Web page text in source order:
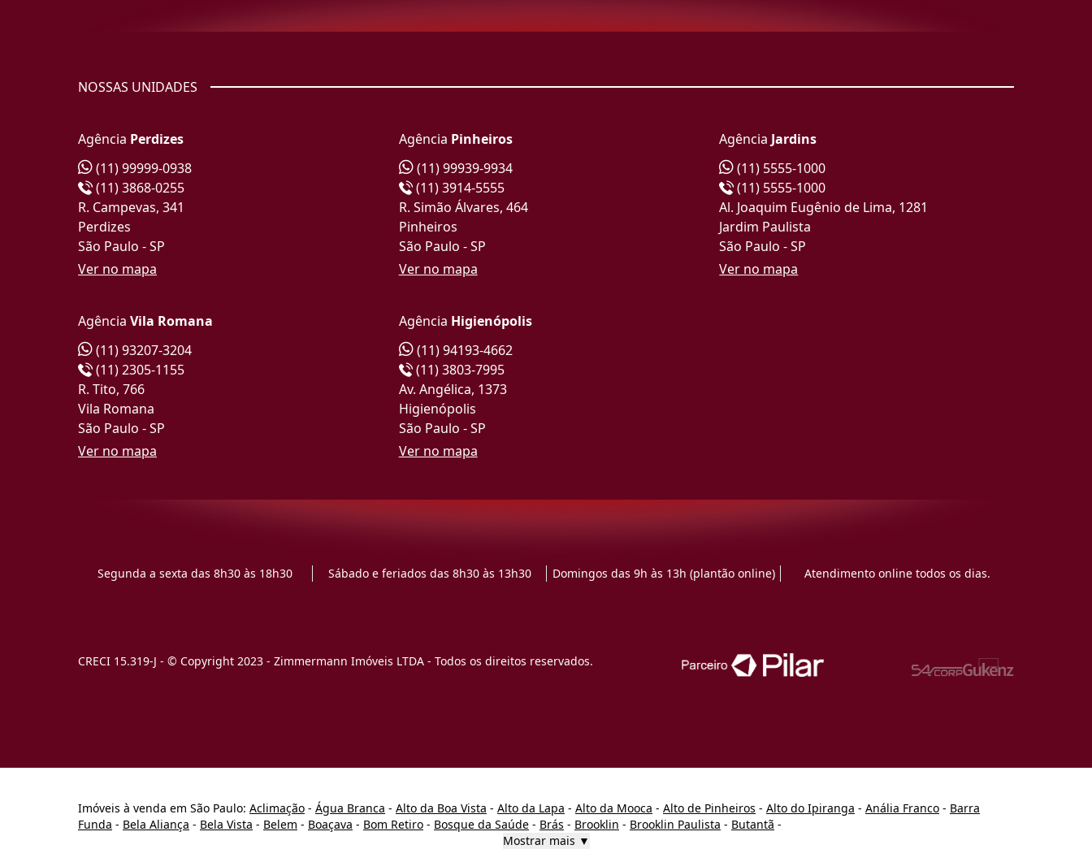
NOSSAS UNIDADES
Agência Perdizes
(11) 99999-0938
(11) 3868-0255
R. Campevas, 341
Perdizes
São Paulo - SP
Ver no mapa
Agência Pinheiros
(11) 99939-9934
(11) 3914-5555
R. Simão Álvares, 464
Pinheiros
São Paulo - SP
Ver no mapa
Agência Jardins
(11) 5555-1000
(11) 5555-1000
Al. Joaquim Eugênio de Lima, 1281
Jardim Paulista
São Paulo - SP
Ver no mapa
Agência Vila Romana
(11) 93207-3204
(11) 2305-1155
R. Tito, 766
Vila Romana
São Paulo - SP
Ver no mapa
Agência Higienópolis
(11) 94193-4662
(11) 3803-7995
Av. Angélica, 1373
Higienópolis
São Paulo - SP
Ver no mapa
Segunda a sexta das 8h30 às 18h30 Sábado e feriados das 8h30 às 13h30 Domingos das 9h às 13h (plantão online) Atendimento online todos os dias.
CRECI 15.319-J - © Copyright 2023 - Zimmermann Imóveis LTDA - Todos os direitos reservados.
Imóveis à venda em São Paulo: Aclimação - Água Branca - Alto da Boa Vista - Alto da Lapa - Alto da Mooca - Alto de Pinheiros - Alto do Ipiranga - Anália Franco - Barra
Funda - Bela Aliança - Bela Vista - Belem - Boaçava - Bom Retiro - Bosque da Saúde - Brás - Brooklin - Brooklin Paulista - Butantã -
Mostrar mais ▼